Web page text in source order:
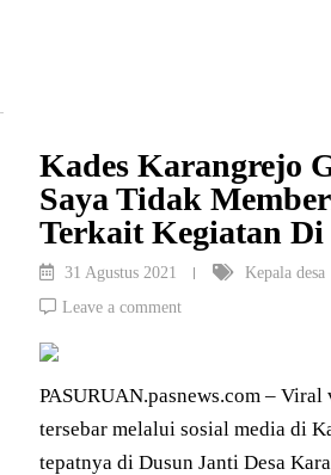
Kades Karangrejo
Saya Tidak
Terkait Kegiatan
31 Agustus 2021 Kepala desa
Leave a comment
PASURUAN.pasnews.com –
tersebar melalui sosial media di
tepatnya di Dusun Janti Desa